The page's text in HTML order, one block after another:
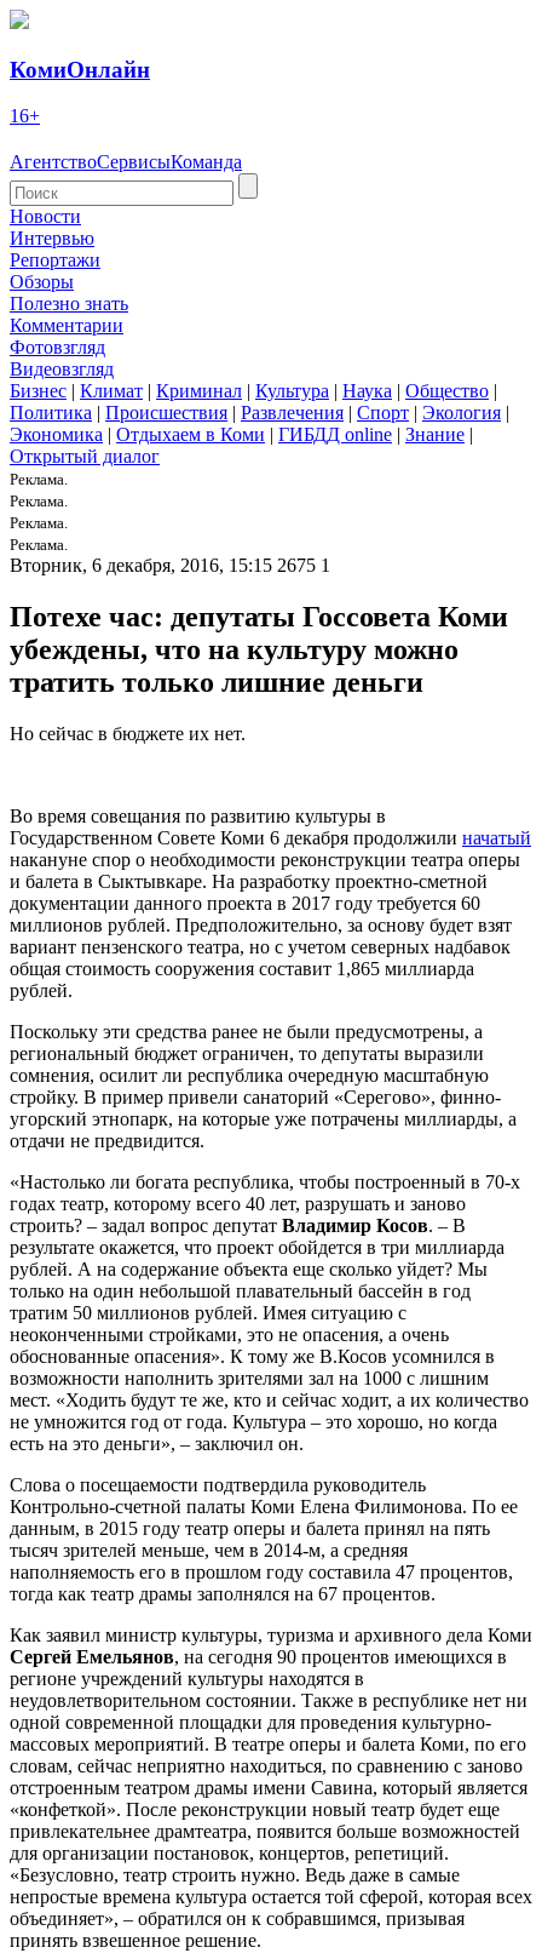
КомиОнлайн
16+
АгентствоСервисыКоманда
Новости
Интервью
Репортажи
Обзоры
Полезно знать
Комментарии
Фотовзгляд
Видеовзгляд
Бизнес | Климат | Криминал | Культура | Наука | Общество |
Политика | Происшествия | Развлечения | Спорт | Экология |
Экономика | Отдыхаем в Коми | ГИБДД online | Знание |
Открытый диалог
Реклама.
Реклама.
Реклама.
Реклама.
Вторник, 6 декабря, 2016, 15:15 2675 1
Потехе час: депутаты Госсовета Коми
убеждены, что на культуру можно
тратить только лишние деньги
Но сейчас в бюджете их нет.
Во время совещания по развитию культуры в
Государственном Совете Коми 6 декабря продолжили начатый
накануне спор о необходимости реконструкции театра оперы
и балета в Сыктывкаре. На разработку проектно-сметной
документации данного проекта в 2017 году требуется 60
миллионов рублей. Предположительно, за основу будет взят
вариант пензенского театра, но с учетом северных надбавок
общая стоимость сооружения составит 1,865 миллиарда
рублей.
Поскольку эти средства ранее не были предусмотрены, а
региональный бюджет ограничен, то депутаты выразили
сомнения, осилит ли республика очередную масштабную
стройку. В пример привели санаторий «Серегово», финно-
угорский этнопарк, на которые уже потрачены миллиарды, а
отдачи не предвидится.
«Настолько ли богата республика, чтобы построенный в 70-х
годах театр, которому всего 40 лет, разрушать и заново
строить? – задал вопрос депутат Владимир Косов. – В
результате окажется, что проект обойдется в три миллиарда
рублей. А на содержание объекта еще сколько уйдет? Мы
только на один небольшой плавательный бассейн в год
тратим 50 миллионов рублей. Имея ситуацию с
неоконченными стройками, это не опасения, а очень
обоснованные опасения». К тому же В.Косов усомнился в
возможности наполнить зрителями зал на 1000 с лишним
мест. «Ходить будут те же, кто и сейчас ходит, а их количество
не умножится год от года. Культура – это хорошо, но когда
есть на это деньги», – заключил он.
Слова о посещаемости подтвердила руководитель
Контрольно-счетной палаты Коми Елена Филимонова. По ее
данным, в 2015 году театр оперы и балета принял на пять
тысяч зрителей меньше, чем в 2014-м, а средняя
наполняемость его в прошлом году составила 47 процентов,
тогда как театр драмы заполнялся на 67 процентов.
Как заявил министр культуры, туризма и архивного дела Коми
Сергей Емельянов, на сегодня 90 процентов имеющихся в
регионе учреждений культуры находятся в
неудовлетворительном состоянии. Также в республике нет ни
одной современной площадки для проведения культурно-
массовых мероприятий. В театре оперы и балета Коми, по его
словам, сейчас неприятно находиться, по сравнению с заново
отстроенным театром драмы имени Савина, который является
«конфеткой». После реконструкции новый театр будет еще
привлекательнее драмтеатра, появится больше возможностей
для организации постановок, концертов, репетиций.
«Безусловно, театр строить нужно. Ведь даже в самые
непростые времена культура остается той сферой, которая всех
объединяет», – обратился он к собравшимся, призывая
принять взвешенное решение.